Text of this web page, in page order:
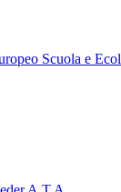
Scuola e